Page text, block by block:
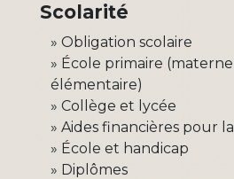
Scolarité
Obligation scolaire
École primaire
élémentaire)
Collège et lycée
Aides financières pour
École et handicap
Diplômes